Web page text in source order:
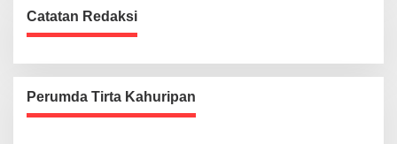
Catatan Redaksi
Perumda Tirta Kahuripan